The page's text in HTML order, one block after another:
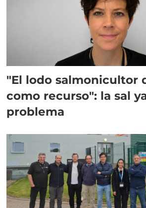
"El lodo salmonicultor
como recurso": la sal
problema